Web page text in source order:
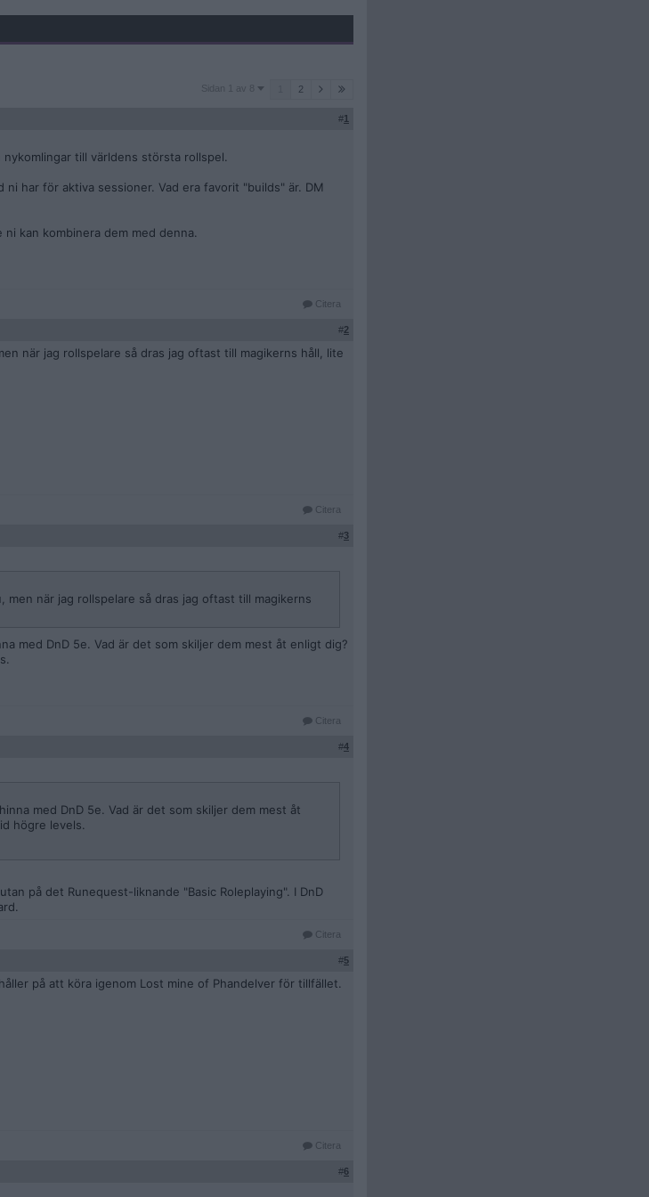
Sidan
Sidan 1 av 8 2
#1
till världens största rollspel.
har för aktiva sessioner. Vad era favorit "builds" är. DM
kan kombinera dem med denna.
Citera
#2
när jag rollspelare så dras jag oftast till magikerns håll, lite
Citera
#3
när jag rollspelare så dras jag oftast till magikerns
med DnD 5e. Vad är det som skiljer dem mest åt enligt dig?
Citera
#4
med DnD 5e. Vad är det som skiljer dem mest åt
högre levels.
på det Runequest-liknande "Basic Roleplaying". I DnD
Citera
#5
på att köra igenom Lost mine of Phandelver för tillfället.
Citera
#6